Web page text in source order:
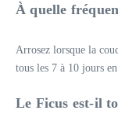
À quelle
Arrosez lorsque la
tous les 7 à 10 jours
Le Ficus est-il